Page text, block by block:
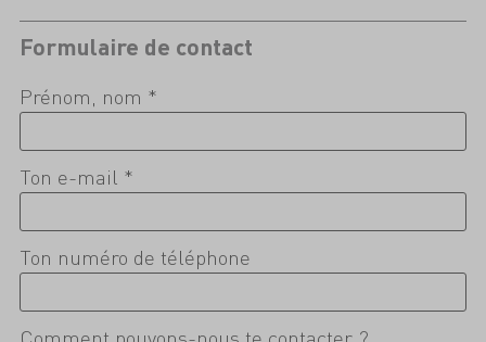
Formulaire de contact
Prénom, nom *
Ton e-mail *
Ton numéro de téléphone